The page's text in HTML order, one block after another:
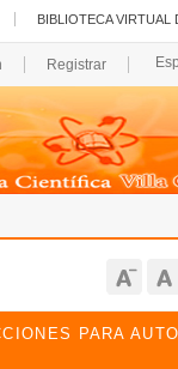
BIBLIOTECA VIRTUAL
Registrar
PARA